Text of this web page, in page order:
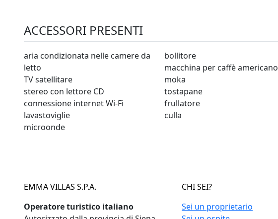
ACCESSORI PRESENTI
aria condizionata nelle camere da
letto
TV satellitare
stereo con lettore CD
connessione internet Wi-Fi
lavastoviglie
microonde
bollitore
macchina per caffè americano
moka
tostapane
frullatore
culla
EMMA VILLAS S.P.A.
Operatore turistico italiano
CHI SEI?
Sei un proprietario